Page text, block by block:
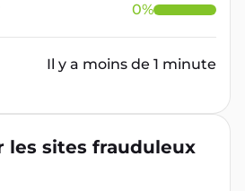
0%
Il y a moins de 1 minute
les sites frauduleux